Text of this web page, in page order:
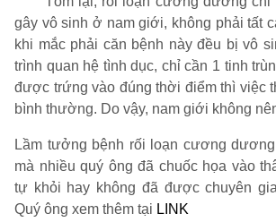
gây vô sinh ở nam giới, không phải tất
khi mắc phải căn bệnh này đều bị vô
trình quan hệ tình dục, chỉ cần 1 tinh
được trứng vào đúng thời điểm thì việc
bình thường. Do vậy, nam giới không
Lầm tưởng bệnh rối loạn cương
mà nhiều quý ông đã chuốc họa vào
tự khỏi hay không đã được chuyên
Quý ông xem thêm tại LINK